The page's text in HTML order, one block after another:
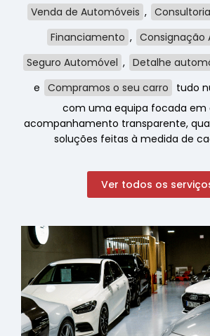
Venda de Automóveis ,
Financiamento , Consignação
Seguro Automóvel , Detalhe
e Compramos o seu carro
tudo
com uma equipa focada em
acompanhamento transparente,
soluções feitas à medida de
Ver todos os